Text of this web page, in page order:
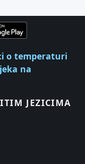
o temperaturi
na
JEZICIMA